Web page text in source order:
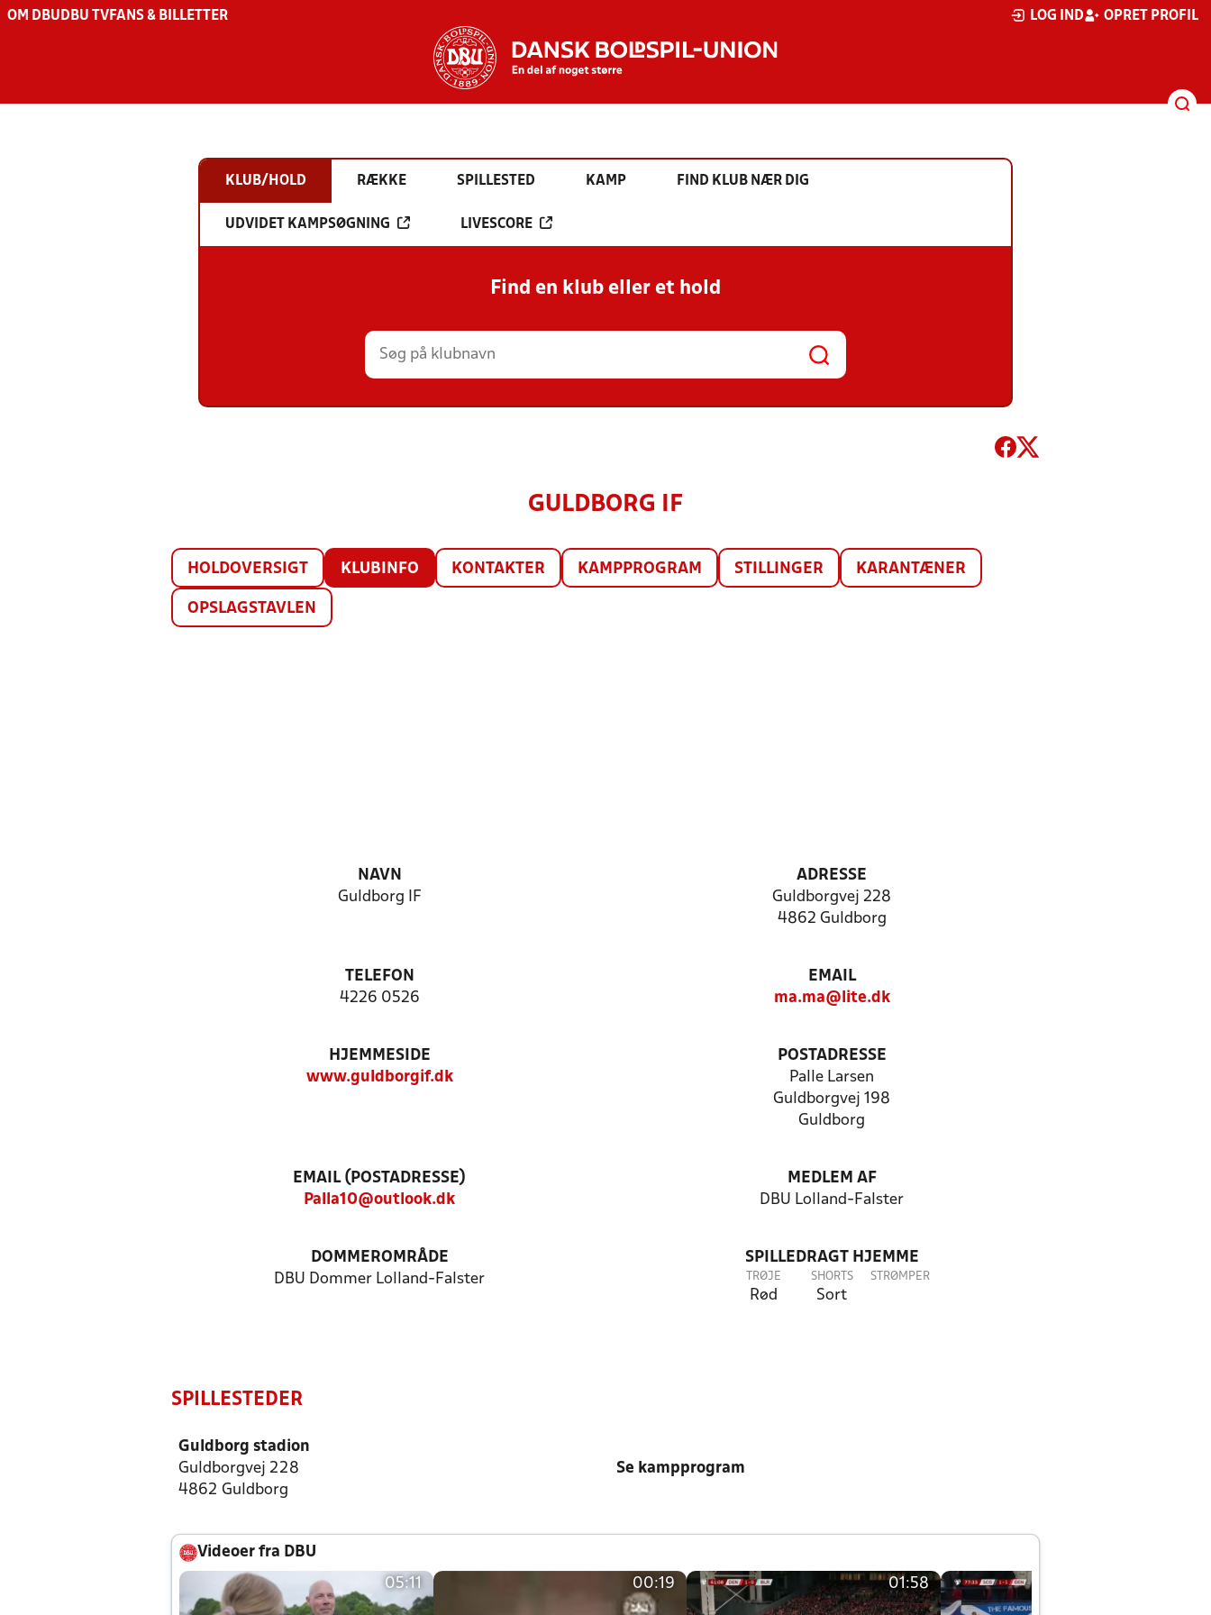
OM DBU DBU TV FANS & BILLETTER LOG IND OPRET PROFIL
KLUB/HOLD RÆKKE SPILLESTED KAMP FIND KLUB NÆR DIG
UDVIDET KAMPSØGNING LIVESCORE
Find en klub eller et hold
GULDBORG IF
HOLDOVERSIGT KLUBINFO KONTAKTER KAMPPROGRAM STILLINGER KARANTÆNER
OPSLAGSTAVLEN
NAVN
Guldborg IF
ADRESSE
Guldborgvej 228
4862 Guldborg
TELEFON
4226 0526
EMAIL
ma.ma@lite.dk
HJEMMESIDE
www.guldborgif.dk
POSTADRESSE
Palle Larsen
Guldborgvej 198
Guldborg
EMAIL (POSTADRESSE)
Palla10@outlook.dk
MEDLEM AF
DBU Lolland-Falster
DOMMEROMRÅDE
DBU Dommer Lolland-Falster
SPILLEDRAGT HJEMME
TRØJE
Rød
SHORTS
Sort
STRØMPER
SPILLESTEDER
Guldborg stadion
Guldborgvej 228
4862 Guldborg
Se kampprogram
Videoer fra DBU
05:11 00:19 01:58